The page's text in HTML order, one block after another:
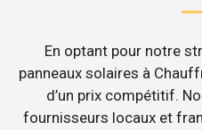
En optant pour notre
panneaux solaires à
d’un prix compétitif.
fournisseurs locaux et